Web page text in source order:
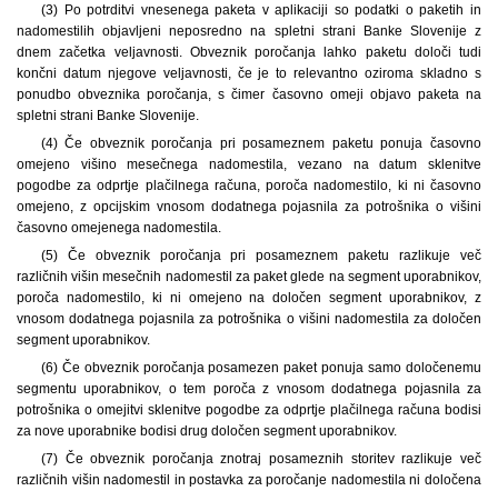
(3) Po potrditvi vnesenega paketa v aplikaciji so podatki o paketih in
nadomestilih objavljeni neposredno na spletni strani Banke Slovenije z
dnem začetka veljavnosti. Obveznik poročanja lahko paketu določi tudi
končni datum njegove veljavnosti, če je to relevantno oziroma skladno s
ponudbo obveznika poročanja, s čimer časovno omeji objavo paketa na
spletni strani Banke Slovenije.
(4) Če obveznik poročanja pri posameznem paketu ponuja časovno
omejeno višino mesečnega nadomestila, vezano na datum sklenitve
pogodbe za odprtje plačilnega računa, poroča nadomestilo, ki ni časovno
omejeno, z opcijskim vnosom dodatnega pojasnila za potrošnika o višini
časovno omejenega nadomestila.
(5) Če obveznik poročanja pri posameznem paketu razlikuje več
različnih višin mesečnih nadomestil za paket glede na segment uporabnikov,
poroča nadomestilo, ki ni omejeno na določen segment uporabnikov, z
vnosom dodatnega pojasnila za potrošnika o višini nadomestila za določen
segment uporabnikov.
(6) Če obveznik poročanja posamezen paket ponuja samo določenemu
segmentu uporabnikov, o tem poroča z vnosom dodatnega pojasnila za
potrošnika o omejitvi sklenitve pogodbe za odprtje plačilnega računa bodisi
za nove uporabnike bodisi drug določen segment uporabnikov.
(7) Če obveznik poročanja znotraj posameznih storitev razlikuje več
različnih višin nadomestil in postavka za poročanje nadomestila ni določena